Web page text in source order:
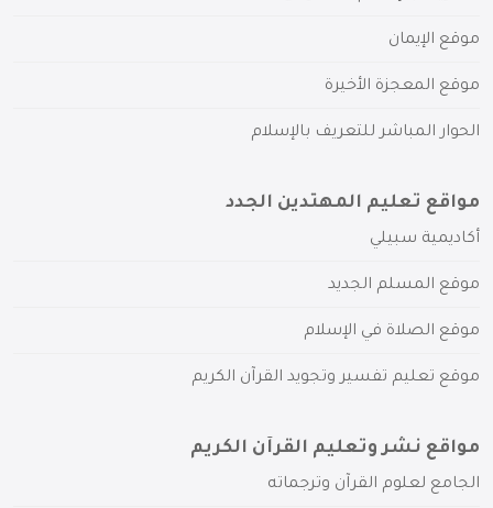
موقع الإيمان
موقع المعجزة الأخيرة
الحوار المباشر للتعريف بالإسلام
مواقع تعليم المهتدين الجدد
أكاديمية سبيلي
موقع المسلم الجديد
موقع الصلاة في الإسلام
موقع تعليم تفسير وتجويد القرآن الكريم
مواقع نشر وتعليم القرآن الكريم
الجامع لعلوم القرآن وترجماته